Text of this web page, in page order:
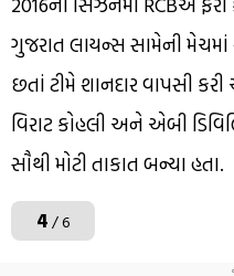
ગુજરાત લાયન્સ સામેની
છતાં ટીમે શાનદાર વાપસી
વિરાટ કોહલી અને એબી
સૌથી મોટી તાકાત બન્યા હતા.
4/ 6